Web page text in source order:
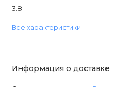
3.8
Все характеристики
Информация о доставке